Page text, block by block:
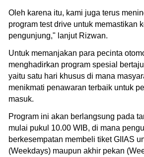
Oleh karena itu, kami juga terus
program test drive untuk memastikan
pengunjung," lanjut Rizwan.
Untuk memanjakan para pecinta
menghadirkan program spesial
yaitu satu hari khusus di mana
menikmati penawaran terbaik untuk
masuk.
Program ini akan berlangsung pada
mulai pukul 10.00 WIB, di mana
berkesempatan membeli tiket GIIAS
(Weekdays) maupun akhir pekan